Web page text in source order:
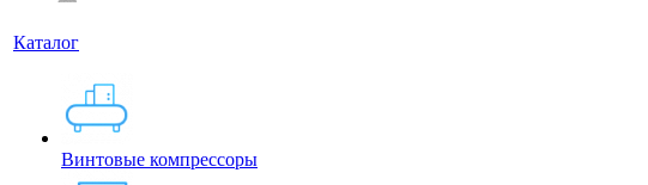
Каталог
Винтовые компрессоры